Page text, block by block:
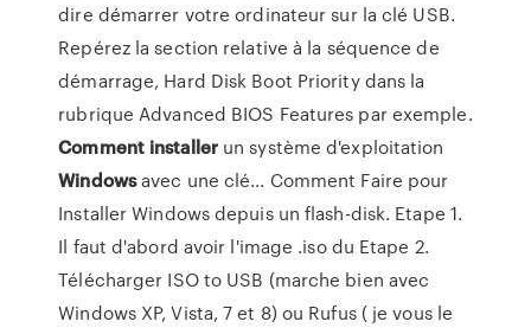
dire démarrer votre ordinateur sur la clé USB.
Repérez la section relative à la séquence de
démarrage, Hard Disk Boot Priority dans la
rubrique Advanced BIOS Features par exemple.
Comment installerun système d'exploitation
Windowsavec une clé... Comment Faire pour
Installer Windows depuis un flash-disk. Etape 1.
Il faut d'abord avoir l'image .iso du Etape 2.
Télécharger ISO to USB (marche bien avec
Windows XP, Vista, 7 et 8) ou Rufus ( je vous le